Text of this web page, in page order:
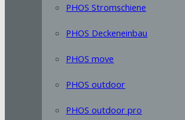
PHOS Stromschiene
PHOS Deckeneinbau
PHOS move
PHOS outdoor
PHOS outdoor pro